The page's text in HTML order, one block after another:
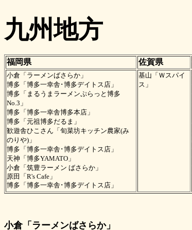
九州地方
福岡県 佐賀県
小倉「ラーメンばさらか」
博多「博多一幸舎･博多デイトス店」
博多「まるうまラーメンぷらっと博多
No.3」
博多「博多一幸舎博多本店」
博多「元祖博多だるま」
歓遊舎ひこさん「旬菜坊キッチン農家(み
のりや)」
博多「博多一幸舎･博多デイトス店」
天神「博多YAMATO」
小倉「筑豊ラーメン ばさらか」
原田「R's Cafe」
博多「博多一幸舎･博多デイトス店」
基山「Ｗスパイ
ス」
小倉「ラーメンばさらか」